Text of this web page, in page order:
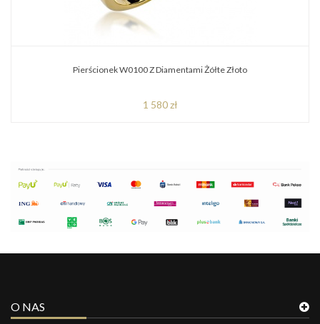
Pierścionek W0100 Z Diamentami Żółte Złoto
1 580 zł
O NAS